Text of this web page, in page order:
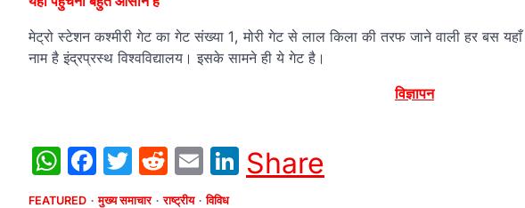
मेट्रो स्टेशन कश्मीरी गेट का गेट संख्या 1, मोरी गेट से लाल किला की तरफ जाने वाली हर बस
नाम है इंद्रप्रस्थ विश्वविद्यालय। इसके सामने ही ये गेट है।
विज्ञापन
WhatsApp
Facebook
Twitter
Reddit
EmailLinkedIn
Share
FEATURED मुख्य समाचार राष्ट्रीय विविध